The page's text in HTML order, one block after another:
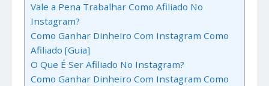
Vale a Pena Trabalhar Como Afiliado No
Instagram?
Como Ganhar Dinheiro Com Instagram Como
Afiliado [Guia]
O Que É Ser Afiliado No Instagram?
Como Ganhar Dinheiro Com Instagram Como